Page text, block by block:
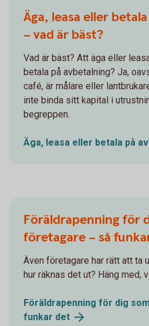
Äga, leasa eller
– vad är bäst?
Vad är bäst? Att äga eller
betala på avbetalning? Ja,
café, är målare eller
inte binda sitt kapital i
begreppen.
Äga, leasa eller betala på
Föräldrapenning för
företagare – så
Även företagare har rätt att ta
hur räknas det ut? Häng med,
Föräldrapenning för dig
funkar det